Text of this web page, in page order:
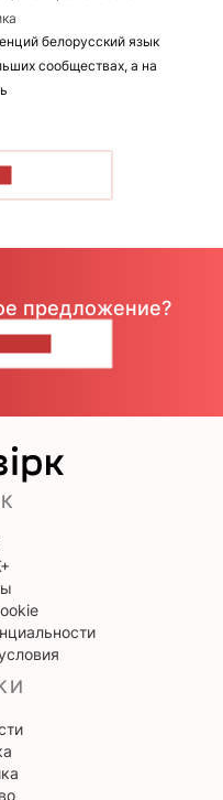
белорусский язык
сообществах, а на
предложение?